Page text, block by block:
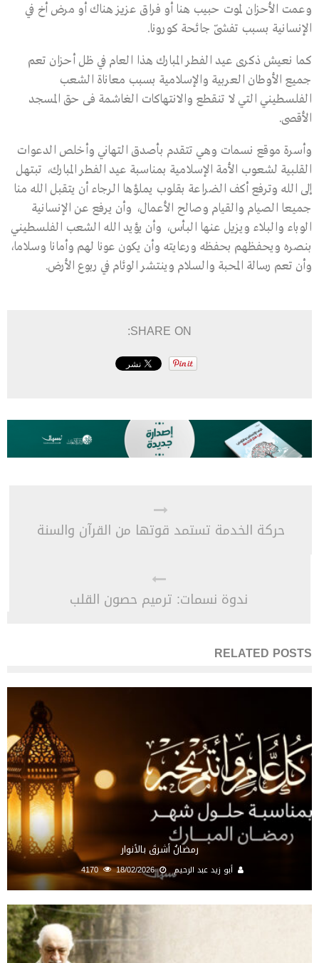
وعمت الأحزان لموت حبيب هنا أو فراق عزيز هناك أو مرض أخ في
الإنسانية بسبب تفشّى جائحة كورونا.
كما نعيش ذكرى عيد الفطر المبارك هذا العام في ظل أحزان تعم
جميع الأوطان العربية والإسلامية بسبب معاناة الشعب
الفلسطيني التي لا تنقطع والانتهاكات الغاشمة فى حق المسجد
الأقصى.
وأسرة موقع نسمات وهي تتقدم بأصدق التهاني وأخلص الدعوات
القلبية لشعوب الأمة الإسلامية بمناسبة عيد الفطر المبارك، تبتهل
إلى الله وترفع أكف الضراعة بقلوب يملؤها الرجاء أن يتقبل الله منا
جميعا الصيام والقيام وصالح الأعمال، وأن يرفع عن الإنسانية
الوباء والبلاء ويزيل عنها البأس، وأن يؤيد الله الشعب الفلسطيني
بنصره ويحفظهم بحفظه ورعايته وأن يكون عونا لهم وأمانا وسلاما،
وأن تعم رسالة المحبة والسلام وينتشر الوئام في ربوع الأرض.
SHARE ON:
حركة الخدمة تستمد قوتها من القرآن والسنة
ندوة نسمات: ترميم حصون القلب
RELATED POSTS
رمضانُ أشرقَ بالأنوار
أبو زيد عبد الرحيم 18/02/2026
4170